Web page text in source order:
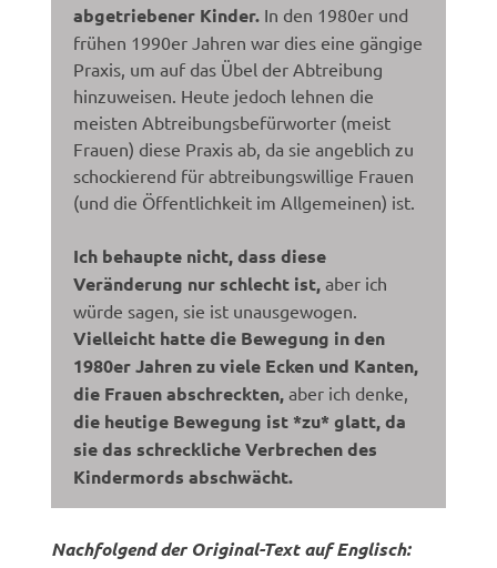
abgetriebener Kinder. In den 1980er und
frühen 1990er Jahren war dies eine gängige
Praxis, um auf das Übel der Abtreibung
hinzuweisen. Heute jedoch lehnen die
meisten Abtreibungsbefürworter (meist
Frauen) diese Praxis ab, da sie angeblich zu
schockierend für abtreibungswillige Frauen
(und die Öffentlichkeit im Allgemeinen) ist.
Ich behaupte nicht, dass diese
Veränderung nur schlecht ist,aber ich
würde sagen, sie ist unausgewogen.
Vielleicht hatte die Bewegung in den
1980er Jahren zu viele Ecken und Kanten,
die Frauen abschreckten,aber ich denke,
die heutige Bewegung ist *zu* glatt, da
sie das schreckliche Verbrechen des
Kindermords abschwächt.
Nachfolgend der Original-Text auf Englisch: